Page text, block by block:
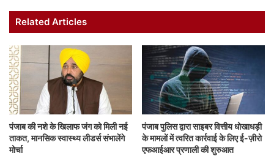
Related Articles
पंजाब की नशे के खिलाफ जंग को मिली नई
ताकत, मानसिक स्वास्थ्य लीडर्स संभालेंगे
मोर्चा
पंजाब पुलिस द्वारा साइबर वित्तीय धोखाधड़ी
के मामलों में त्वरित कार्रवाई के लिए ई-ज़ीरो
एफआईआर प्रणाली की शुरुआत